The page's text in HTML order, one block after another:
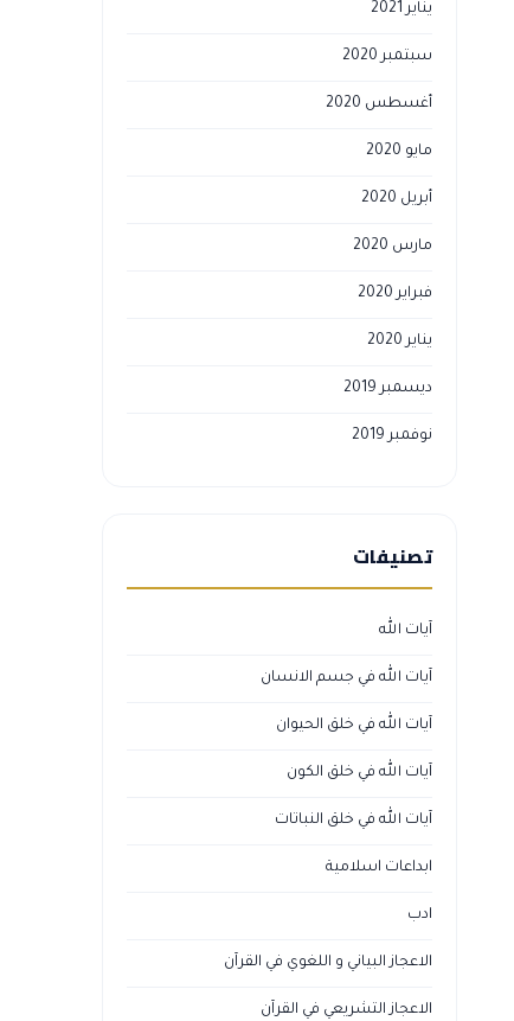
يناير 2021
سبتمبر 2020
أغسطس 2020
مايو 2020
أبريل 2020
مارس 2020
فبراير 2020
يناير 2020
ديسمبر 2019
نوفمبر 2019
تصنيفات
آيات الله
آيات الله في جسم الانسان
آيات الله في خلق الحيوان
آيات الله في خلق الكون
آيات الله في خلق النباتات
ابداعات اسلامية
ادب
الاعجاز البياني و اللغوي في القرآن
الاعجاز التشريعي في القرآن